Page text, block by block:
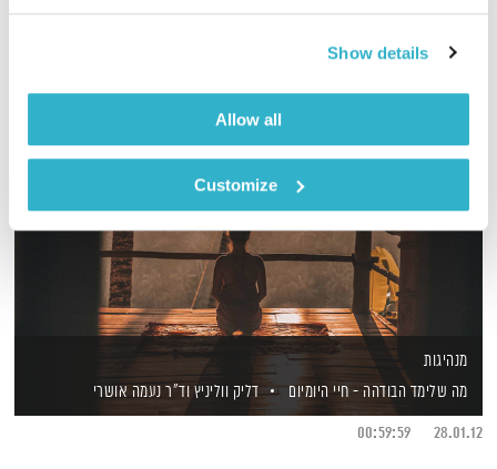
Show details
Allow all
Customize
מנהיגות
מה שלימד הבודהה - חיי היומיום
דליק ווליניץוד"ר נעמה אושרי
28.01.12
00:59:59